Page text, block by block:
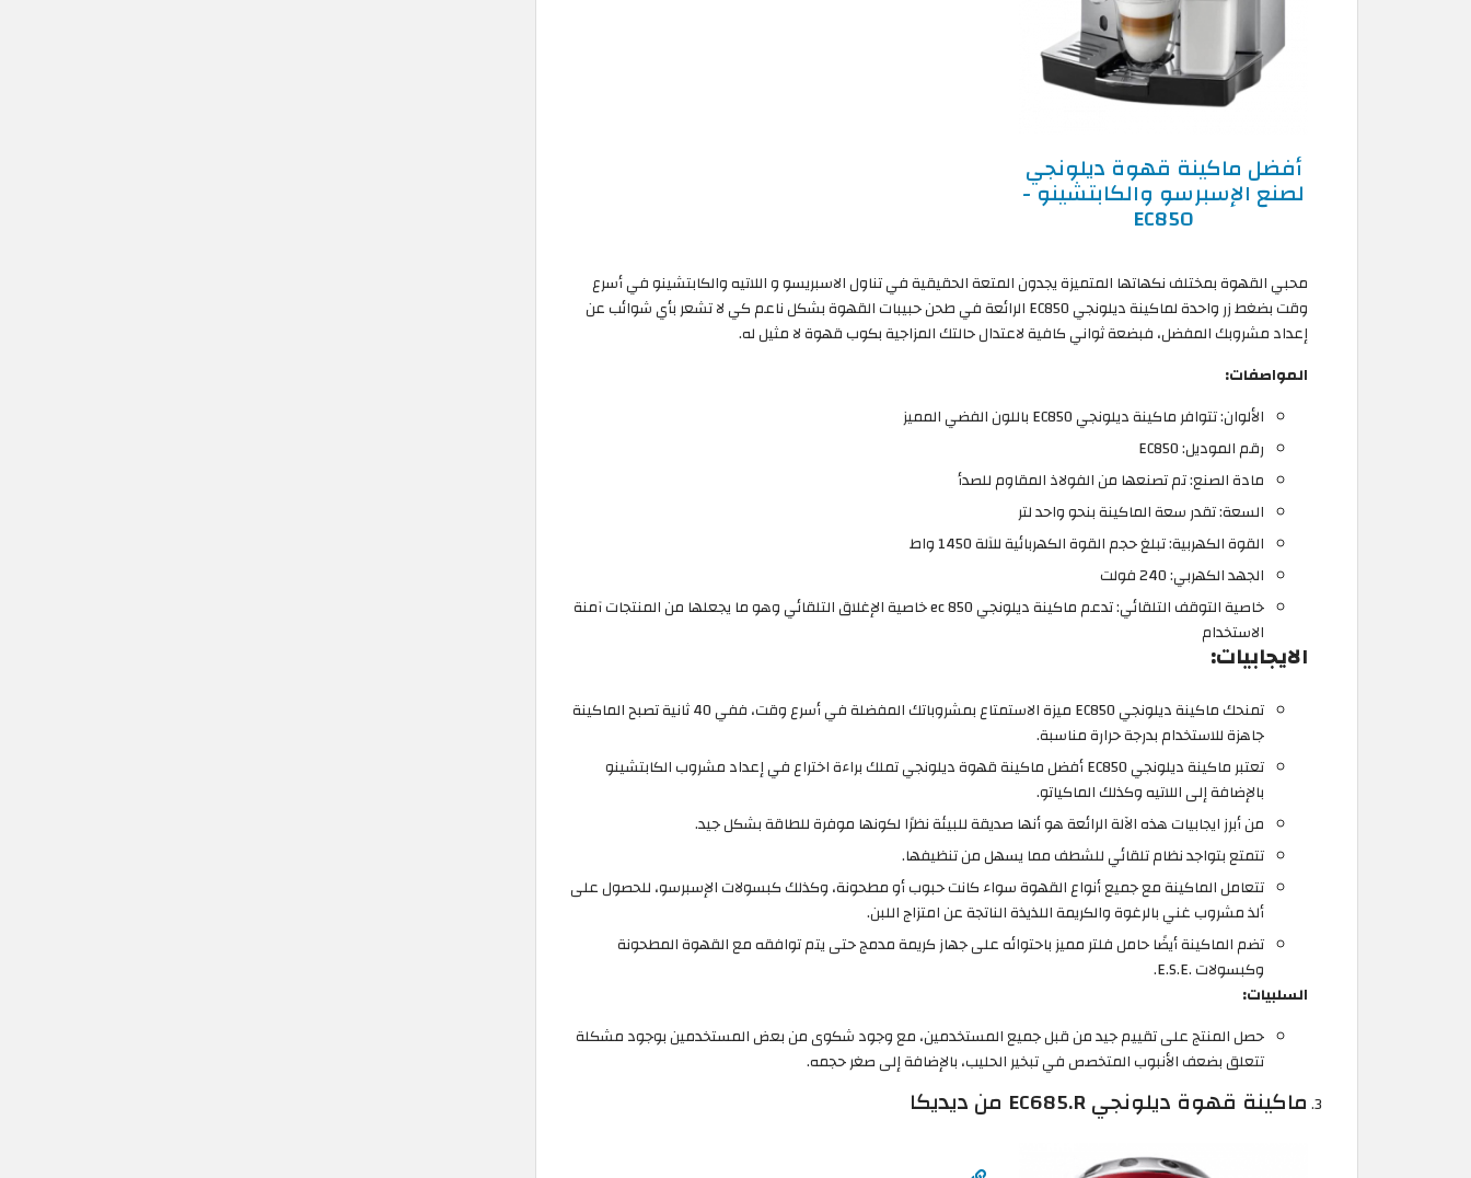
أفضل ماكينة قهوة ديلونجي
لصنع الإسبرسو والكابتشينو -
EC850
محبي القهوة بمختلف نكهاتها المتميزة يجدون المتعة الحقيقية في تناول الاسبريسو و اللاتيه والكابتشينو في أسرع
وقت بضغط زر واحدة لماكينة ديلونجي EC850 الرائعة في طحن حبيبات القهوة بشكل ناعم كي لا تشعر بأي شوائب عن
إعداد مشروبك المفضل، فبضعة ثواني كافية لاعتدال حالتك المزاجية بكوب قهوة لا مثيل له.
المواصفات:
الألوان: تتوافر ماكينة ديلونجي EC850 باللون الفضي المميز
رقم الموديل: EC850
مادة الصنع: تم تصنعها من الفولاذ المقاوم للصدأ
السعة: تقدر سعة الماكينة بنحو واحد لتر
القوة الكهربية: تبلغ حجم القوة الكهربائية للآلة 1450 واط
الجهد الكهربي: 240 فولت
خاصية التوقف التلقائي: تدعم ماكينة ديلونجي ec 850 خاصية الإغلاق التلقائي وهو ما يجعلها من المنتجات آمنة
الاستخدام
الايجابيات:
تمنحك ماكينة ديلونجي EC850 ميزة الاستمتاع بمشروباتك المفضلة في أسرع وقت، ففي 40 ثانية تصبح الماكينة
جاهزة للاستخدام بدرجة حرارة مناسبة.
تعتبر ماكينة ديلونجي EC850 أفضل ماكينة قهوة ديلونجي تملك براءة اختراع في إعداد مشروب الكابتشينو
بالإضافة إلى اللاتيه وكذلك الماكياتو.
من أبرز ايجابيات هذه الآلة الرائعة هو أنها صديقة للبيئة نظرًا لكونها موفرة للطاقة بشكل جيد.
تتمتع بتواجد نظام تلقائي للشطف مما يسهل من تنظيفها.
تتعامل الماكينة مع جميع أنواع القهوة سواء كانت حبوب أو مطحونة، وكذلك كبسولات الإسبرسو، للحصول على
ألذ مشروب غني بالرغوة والكريمة اللذيذة الناتجة عن امتزاج اللبن.
تضم الماكينة أيضًا حامل فلتر مميز باحتوائه على جهاز كريمة مدمج حتى يتم توافقه مع القهوة المطحونة
وكبسولات .E.S.E.
السلبيات:
حصل المنتج على تقييم جيد من قبل جميع المستخدمين، مع وجود شكوى من بعض المستخدمين بوجود مشكلة
تتعلق بضعف الأنبوب المتخصص في تبخير الحليب، بالإضافة إلى صغر حجمه.
ماكينة قهوة ديلونجي EC685.R من ديديكا